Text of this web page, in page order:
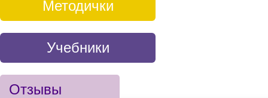
Методички
Учебники
Отзывы